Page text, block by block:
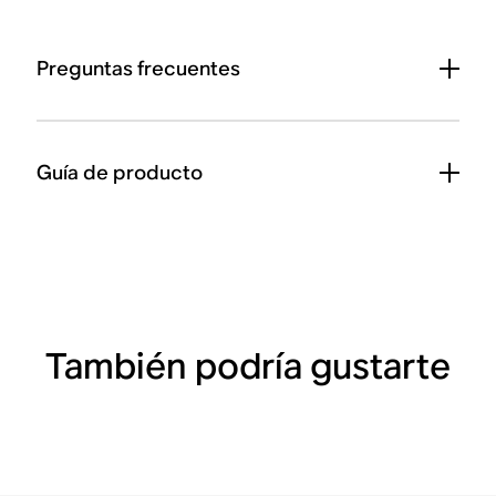
Preguntas frecuentes
Guía de producto
También podría gustarte